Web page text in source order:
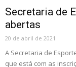
Secretaria de
abertas
20 de abril de 2021
A Secretaria de
que está com as